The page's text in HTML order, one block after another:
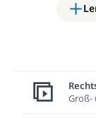
Groß-